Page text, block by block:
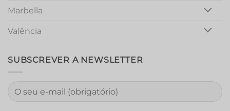
Marbella
Valência
SUBSCREVER A NEWSLETTER